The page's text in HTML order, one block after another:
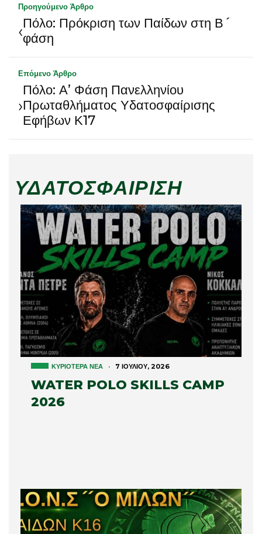
Προηγούμενο Άρθρο
‹Πόλο: Πρόκριση των Παίδων στη Β´
φάση
Επόμενο Άρθρο
›
Πόλο: Α’ Φάση Πανελληνίου
Πρωταθλήματος Υδατοσφαίρισης
Εφήβων Κ17
ΥΔΑΤΟΣΦΑΊΡΙΣΗ
ΚΥΡΙΌΤΕΡΑ ΝΈΑ · 7 ΙΟΥΛΊΟΥ, 2026
WATER POLO SKILLS CAMP
2026